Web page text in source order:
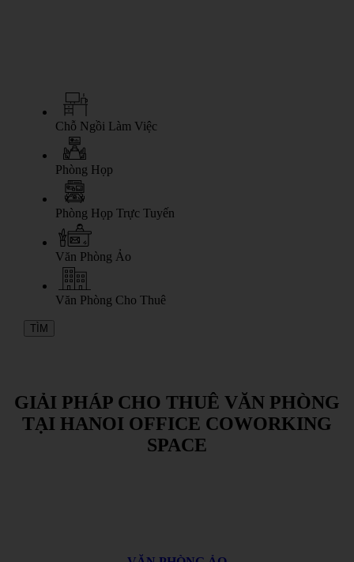
Chỗ Ngồi Làm Việc
Phòng Họp
Phòng Họp Trực Tuyến
Văn Phòng Ảo
Văn Phòng Cho Thuê
TÌM
GIẢI PHÁP CHO THUÊ VĂN PHÒNG
TẠI HANOI OFFICE COWORKING
SPACE